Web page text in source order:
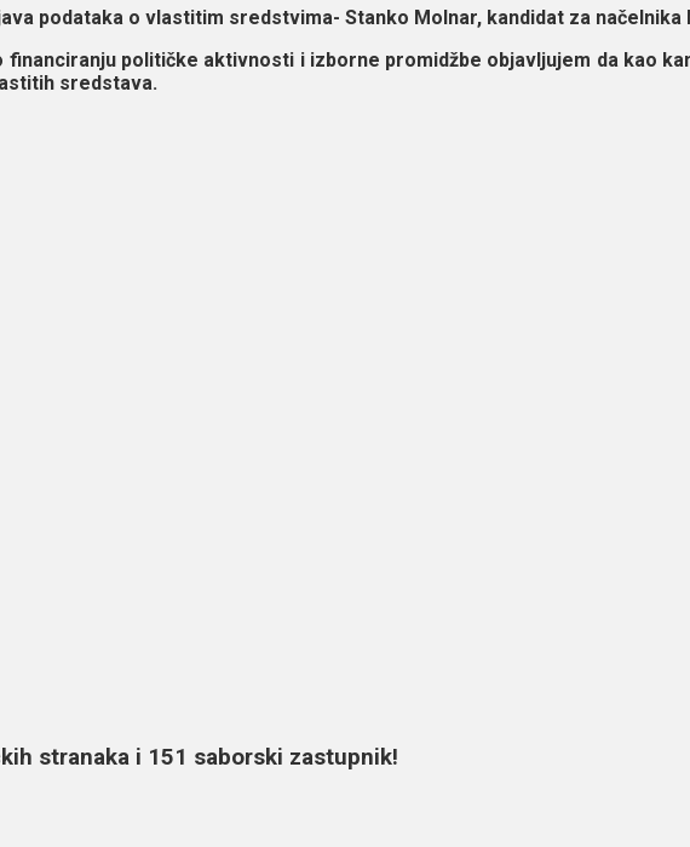
podataka o vlastitim sredstvima- Stanko Molnar, kandidat za načelnika
političke aktivnosti i izborne promidžbe objavljujem da kao
sredstava.
stranaka i 151 saborski zastupnik!